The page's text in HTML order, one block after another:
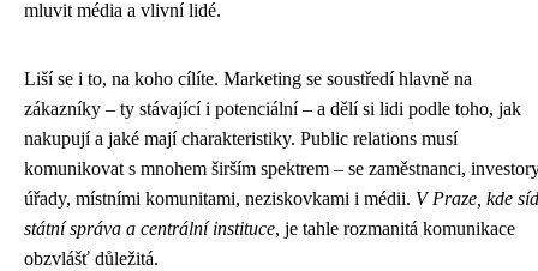
mluvit média a vlivní lidé.
Liší se i to, na koho cílíte. Marketing se soustředí hlavně na
zákazníky – ty stávající i potenciální – a dělí si lidi podle toho, jak
nakupují a jaké mají charakteristiky. Public relations musí
komunikovat s mnohem širším spektrem – se zaměstnanci,
úřady, místními komunitami, neziskovkami i médii. V Praze, kde
státní správa a centrální instituce, je tahle rozmanitá komunikace
obzvlášť důležitá.